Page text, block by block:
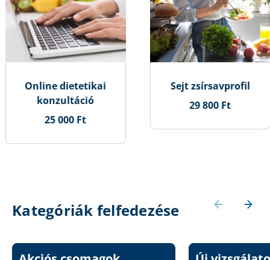
Online dietetikai
konzultáció
25 000 Ft
Sejt zsírsavprofil
29 800 Ft
Kategóriák felfedezése